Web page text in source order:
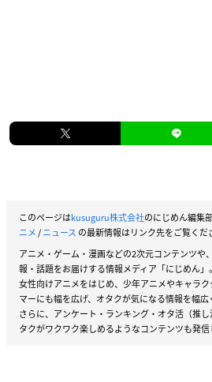
このページはkusuguru株式会社のにじめん編集
ニメ/ニュース の最新情報はリンク先をご覧くだ
アニメ・ゲーム・漫画などの2次元コンテンツや
報・話題をお届けする情報メディア「にじめん」。
女性向けアニメをはじめ、少年アニメやキャラ
マーにも幅を広げ、オタクが気になる情報を幅広
さらに、アンケート・ランキング・オタ活（推
タクがワクワク楽しめるようなコンテンツも発信